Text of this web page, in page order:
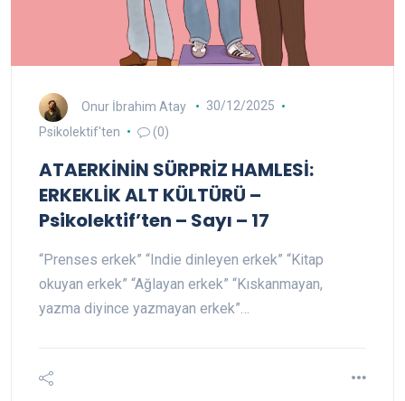
Onur İbrahim Atay
30/12/2025
Psikolektif'ten
(0)
ATAERKİNİN SÜRPRİZ HAMLESİ:
ERKEKLİK ALT KÜLTÜRÜ –
Psikolektif’ten – Sayı – 17
“Prenses erkek” “Indie dinleyen erkek” “Kitap
okuyan erkek” “Ağlayan erkek” “Kıskanmayan,
yazma diyince yazmayan erkek”…